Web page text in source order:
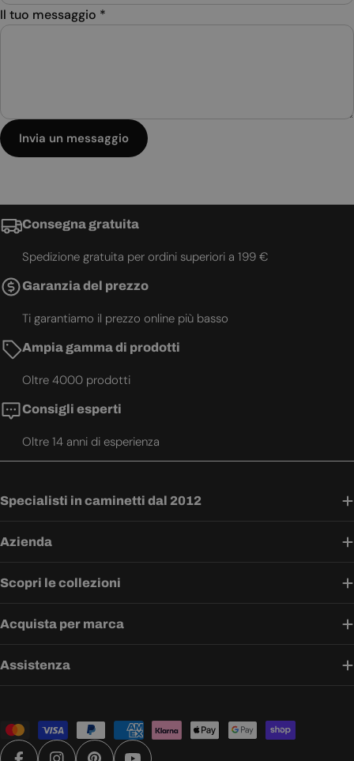
Il tuo messaggio *
Invia un messaggio
Consegna gratuita
Spedizione gratuita per ordini superiori a 199 €
Garanzia del prezzo
Ti garantiamo il prezzo online più basso
Ampia gamma di prodotti
Oltre 4000 prodotti
Consigli esperti
Oltre 14 anni di esperienza
Specialisti in caminetti dal 2012
Azienda
Scopri le collezioni
Acquista per marca
Assistenza
Metodi
di